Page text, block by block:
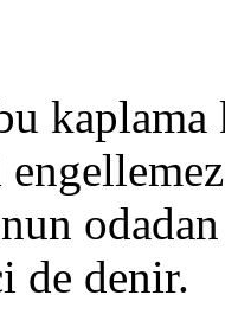
de denir.